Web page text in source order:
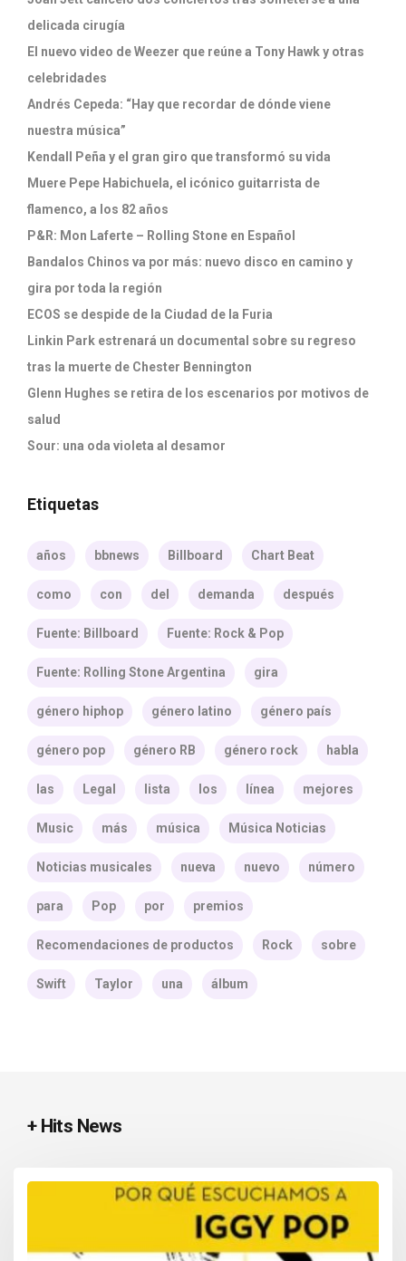
delicada cirugía
El nuevo video de Weezer que reúne a Tony Hawk y otras
celebridades
Andrés Cepeda: “Hay que recordar de dónde viene
nuestra música”
Kendall Peña y el gran giro que transformó su vida
Muere Pepe Habichuela, el icónico guitarrista de
flamenco, a los 82 años
P&R: Mon Laferte – Rolling Stone en Español
Bandalos Chinos va por más: nuevo disco en camino y
gira por toda la región
ECOS se despide de la Ciudad de la Furia
Linkin Park estrenará un documental sobre su regreso
tras la muerte de Chester Bennington
Glenn Hughes se retira de los escenarios por motivos de
salud
Sour: una oda violeta al desamor
Etiquetas
años bbnews Billboard Chart Beat
como con del demanda después
Fuente: Billboard Fuente: Rock & Pop
Fuente: Rolling Stone Argentina gira
género hiphop género latino género país
género pop género RB género rock habla
las Legal lista los línea mejores
Music más música Música Noticias
Noticias musicales nueva nuevo número
para Pop por premios
Recomendaciones de productos Rock sobre
Swift Taylor una álbum
+ Hits News